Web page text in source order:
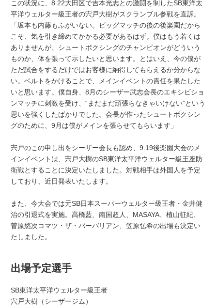
この状況に、8.22大田区で吉本光志との激闘を制したSB東洋太
平洋ウェルター級王者の宍戸大樹がスクランブル参戦を直訴。
「坂本も内藤もふがいない。ビッグマッチの後の後楽園だから
こそ、気を引き締めてかかる必要があるはず。僕はもう若くは
ありませんが、シュートボクシングのチャンピオンがどういう
ものか、体を張って示したいと思います。とはいえ、今の僕が
ただ試合をするだけではお客様に納得してもらえるか分からな
い。ベルトをかけることで、メインイベントの責任を果たした
いと思います。僕自身、8月のシーザー武志会長のエキシビショ
ンマッチに刺激を受け、“まだまだ頑張らなきゃいけない”という
思いを強くしたばかりでした。会長が作ったシュートボクシン
グのために、9月は僕がメインを張らせてもらいます」
宍戸のこの申し出をシーザー会長も認め、9.19後楽園大会のメ
インイベントは、宍戸大樹のSB東洋太平洋ウェルター級王座防
衛戦とすることに決定いたしました。対戦相手は外国人を予定
しており、近日発表いたします。
また、今大会では元SB日本スーパーウェルター級王者・金井健
治の引退式を実施。高橋藍、南国超人、MASAYA、植山征紀、
菅原悠次コマツ・ザ・バーバリアン、笠原弘希の出場も決定い
たしました。
出場予定選手
SB東洋太平洋ウェルター級王者
宍戸大樹（シーザージム）